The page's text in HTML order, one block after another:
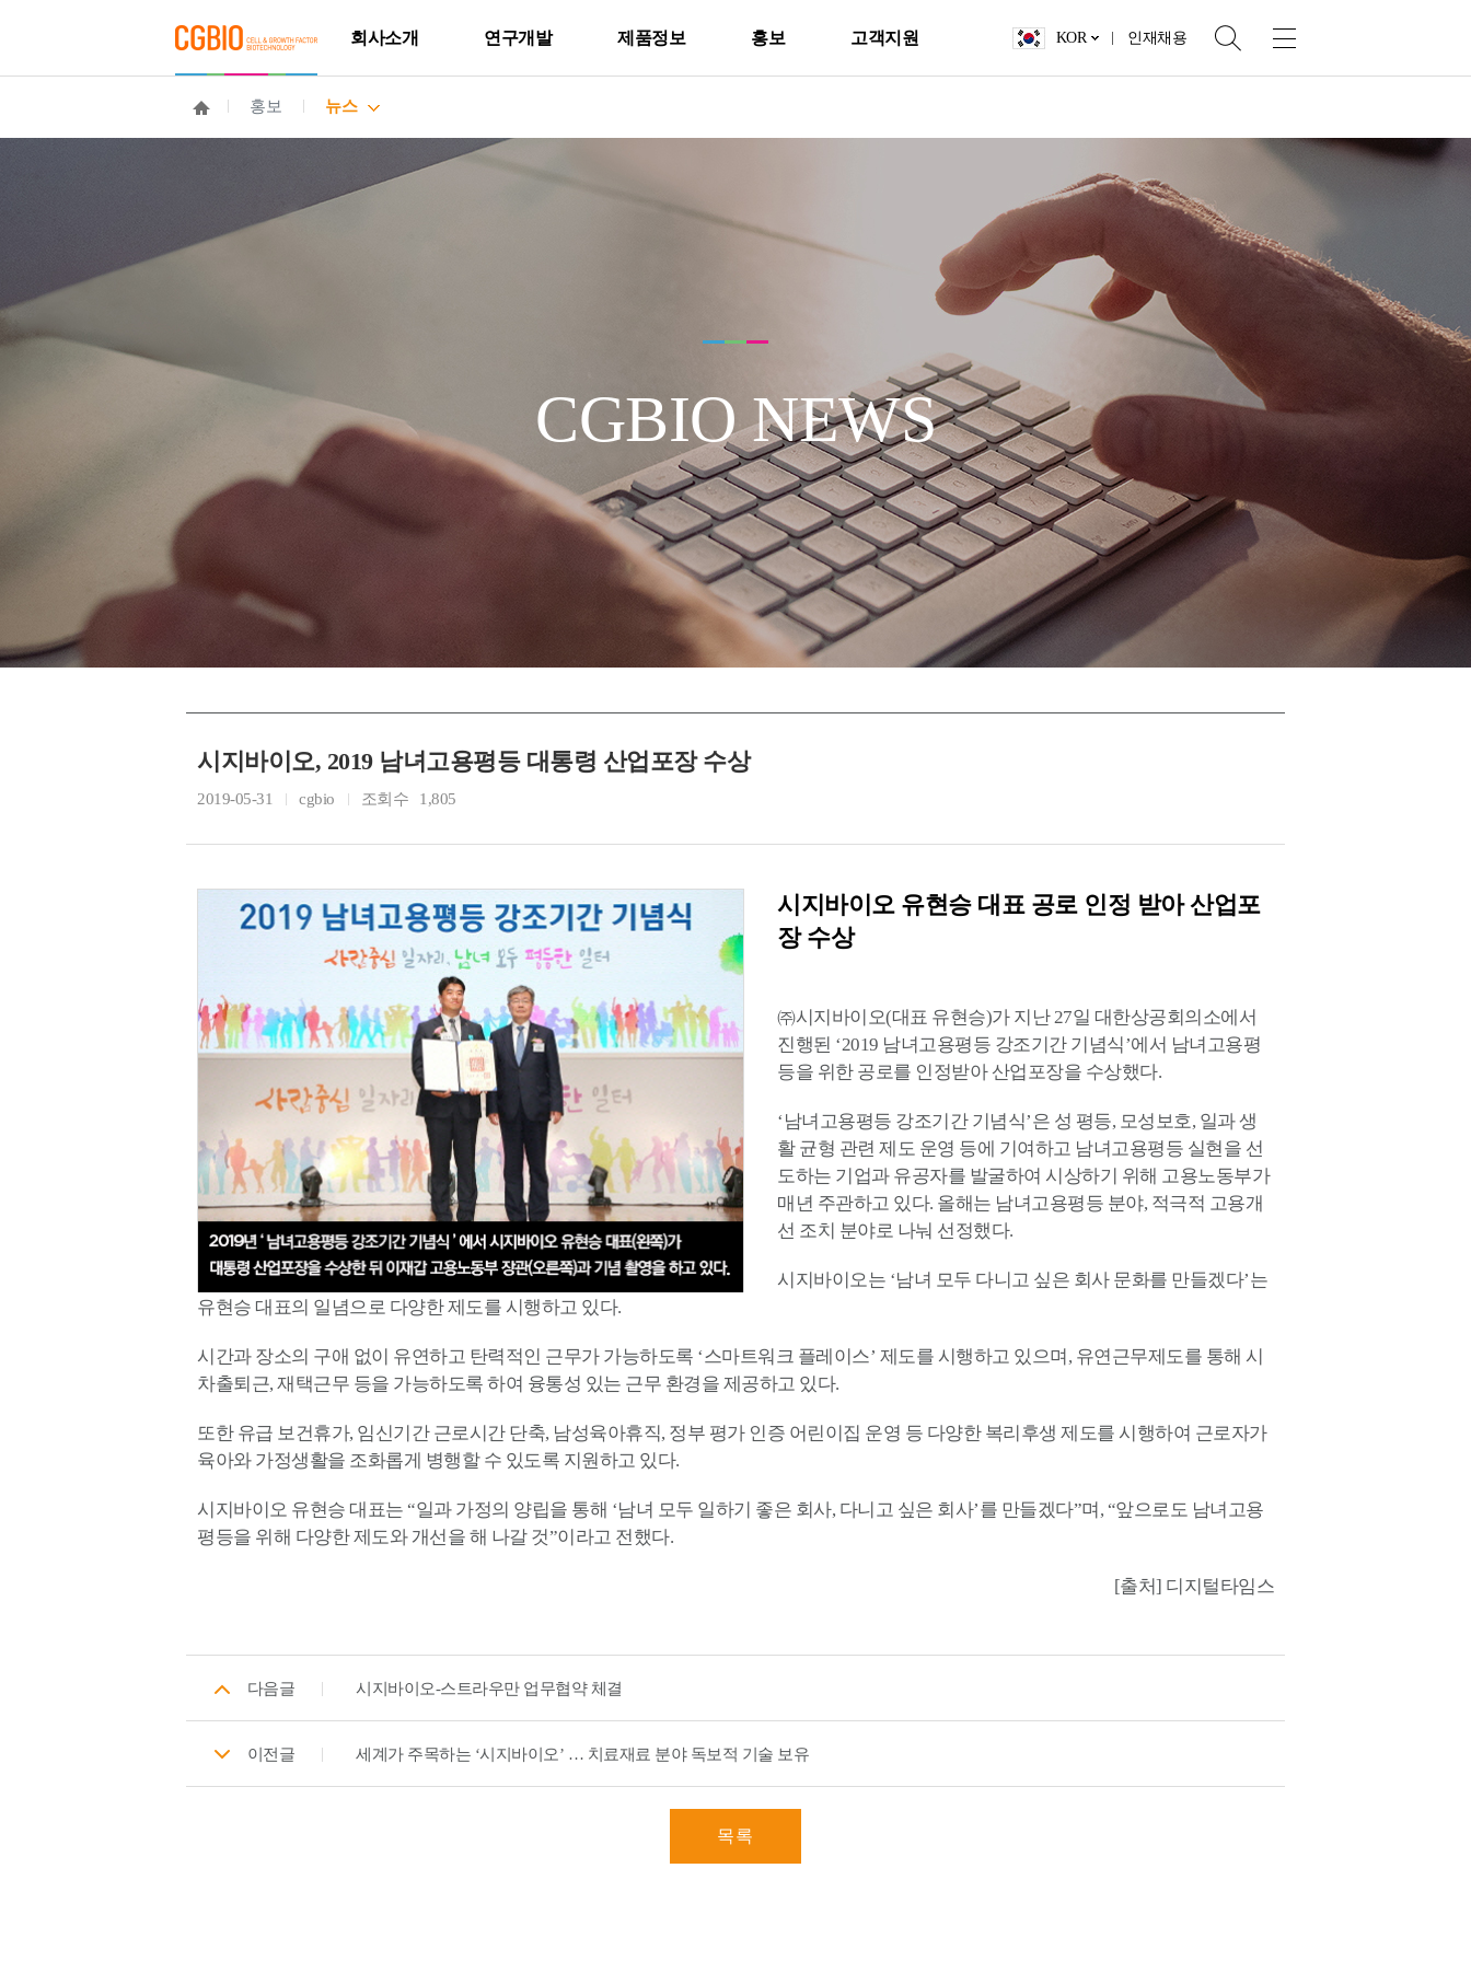
회사소개 연구개발 제품정보 홍보 고객지원 KOR 인재채용
홍보 뉴스
CGBIO NEWS
시지바이오, 2019 남녀고용평등 대통령 산업포장 수상
2019-05-31 cgbio 조회수 1,805
시지바이오 유현승 대표 공로 인정 받아 산업포
장 수상
㈜시지바이오(대표 유현승)가 지난 27일 대한상공회의소에서
진행된 ‘2019 남녀고용평등 강조기간 기념식’에서 남녀고용평
등을 위한 공로를 인정받아 산업포장을 수상했다.
‘남녀고용평등 강조기간 기념식’은 성 평등, 모성보호, 일과 생
활 균형 관련 제도 운영 등에 기여하고 남녀고용평등 실현을 선
도하는 기업과 유공자를 발굴하여 시상하기 위해 고용노동부가
매년 주관하고 있다. 올해는 남녀고용평등 분야, 적극적 고용개
선 조치 분야로 나눠 선정했다.
시지바이오는 ‘남녀 모두 다니고 싶은 회사 문화를 만들겠다’는
유현승 대표의 일념으로 다양한 제도를 시행하고 있다.
시간과 장소의 구애 없이 유연하고 탄력적인 근무가 가능하도록 ‘스마트워크 플레이스’ 제도를 시행하고 있으며, 유연근무제도를 통해 시
차출퇴근, 재택근무 등을 가능하도록 하여 융통성 있는 근무 환경을 제공하고 있다.
또한 유급 보건휴가, 임신기간 근로시간 단축, 남성육아휴직, 정부 평가 인증 어린이집 운영 등 다양한 복리후생 제도를 시행하여 근로자가
육아와 가정생활을 조화롭게 병행할 수 있도록 지원하고 있다.
시지바이오 유현승 대표는 “일과 가정의 양립을 통해 ‘남녀 모두 일하기 좋은 회사, 다니고 싶은 회사’를 만들겠다”며, “앞으로도 남녀고용
평등을 위해 다양한 제도와 개선을 해 나갈 것”이라고 전했다.
[출처] 디지털타임스
다음글 시지바이오-스트라우만 업무협약 체결
이전글 세계가 주목하는 ‘시지바이오’ … 치료재료 분야 독보적 기술 보유
목록